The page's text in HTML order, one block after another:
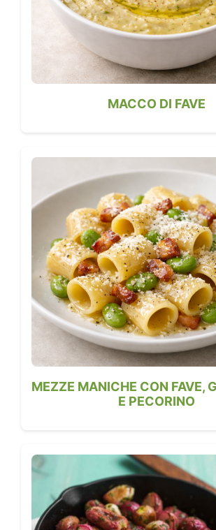
MACCO DI FAVE
MEZZE MANICHE CON FAVE,
E PECORINO